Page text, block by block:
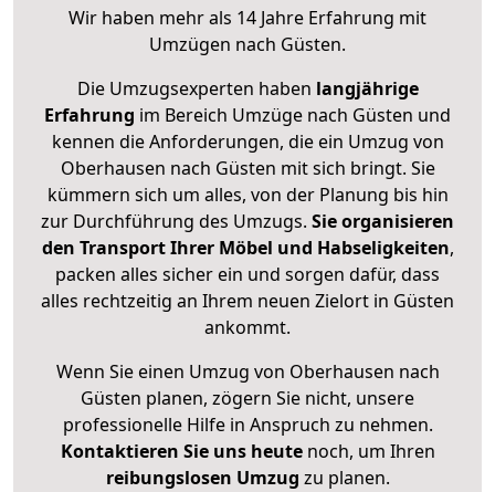
Wir haben mehr als 14 Jahre Erfahrung mit
Umzügen nach Güsten.
Die Umzugsexperten haben langjährige
Erfahrung im Bereich Umzüge nach Güsten und
kennen die Anforderungen, die ein Umzug von
Oberhausen nach Güsten mit sich bringt. Sie
kümmern sich um alles, von der Planung bis hin
zur Durchführung des Umzugs. Sie organisieren
den Transport Ihrer Möbel und Habseligkeiten,
packen alles sicher ein und sorgen dafür, dass
alles rechtzeitig an Ihrem neuen Zielort in Güsten
ankommt.
Wenn Sie einen Umzug von Oberhausen nach
Güsten planen, zögern Sie nicht, unsere
professionelle Hilfe in Anspruch zu nehmen.
Kontaktieren Sie uns heutenoch, um Ihren
reibungslosen Umzug zu planen.